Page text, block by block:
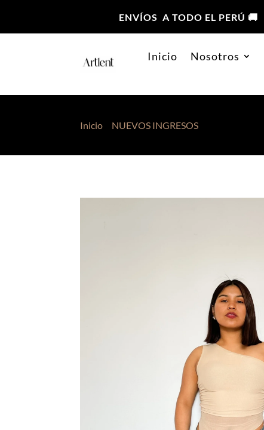
ENVÍOS A TODO EL PERÚ 🚚
Inicio Nosotros
Inicio NUEVOS INGRESOS